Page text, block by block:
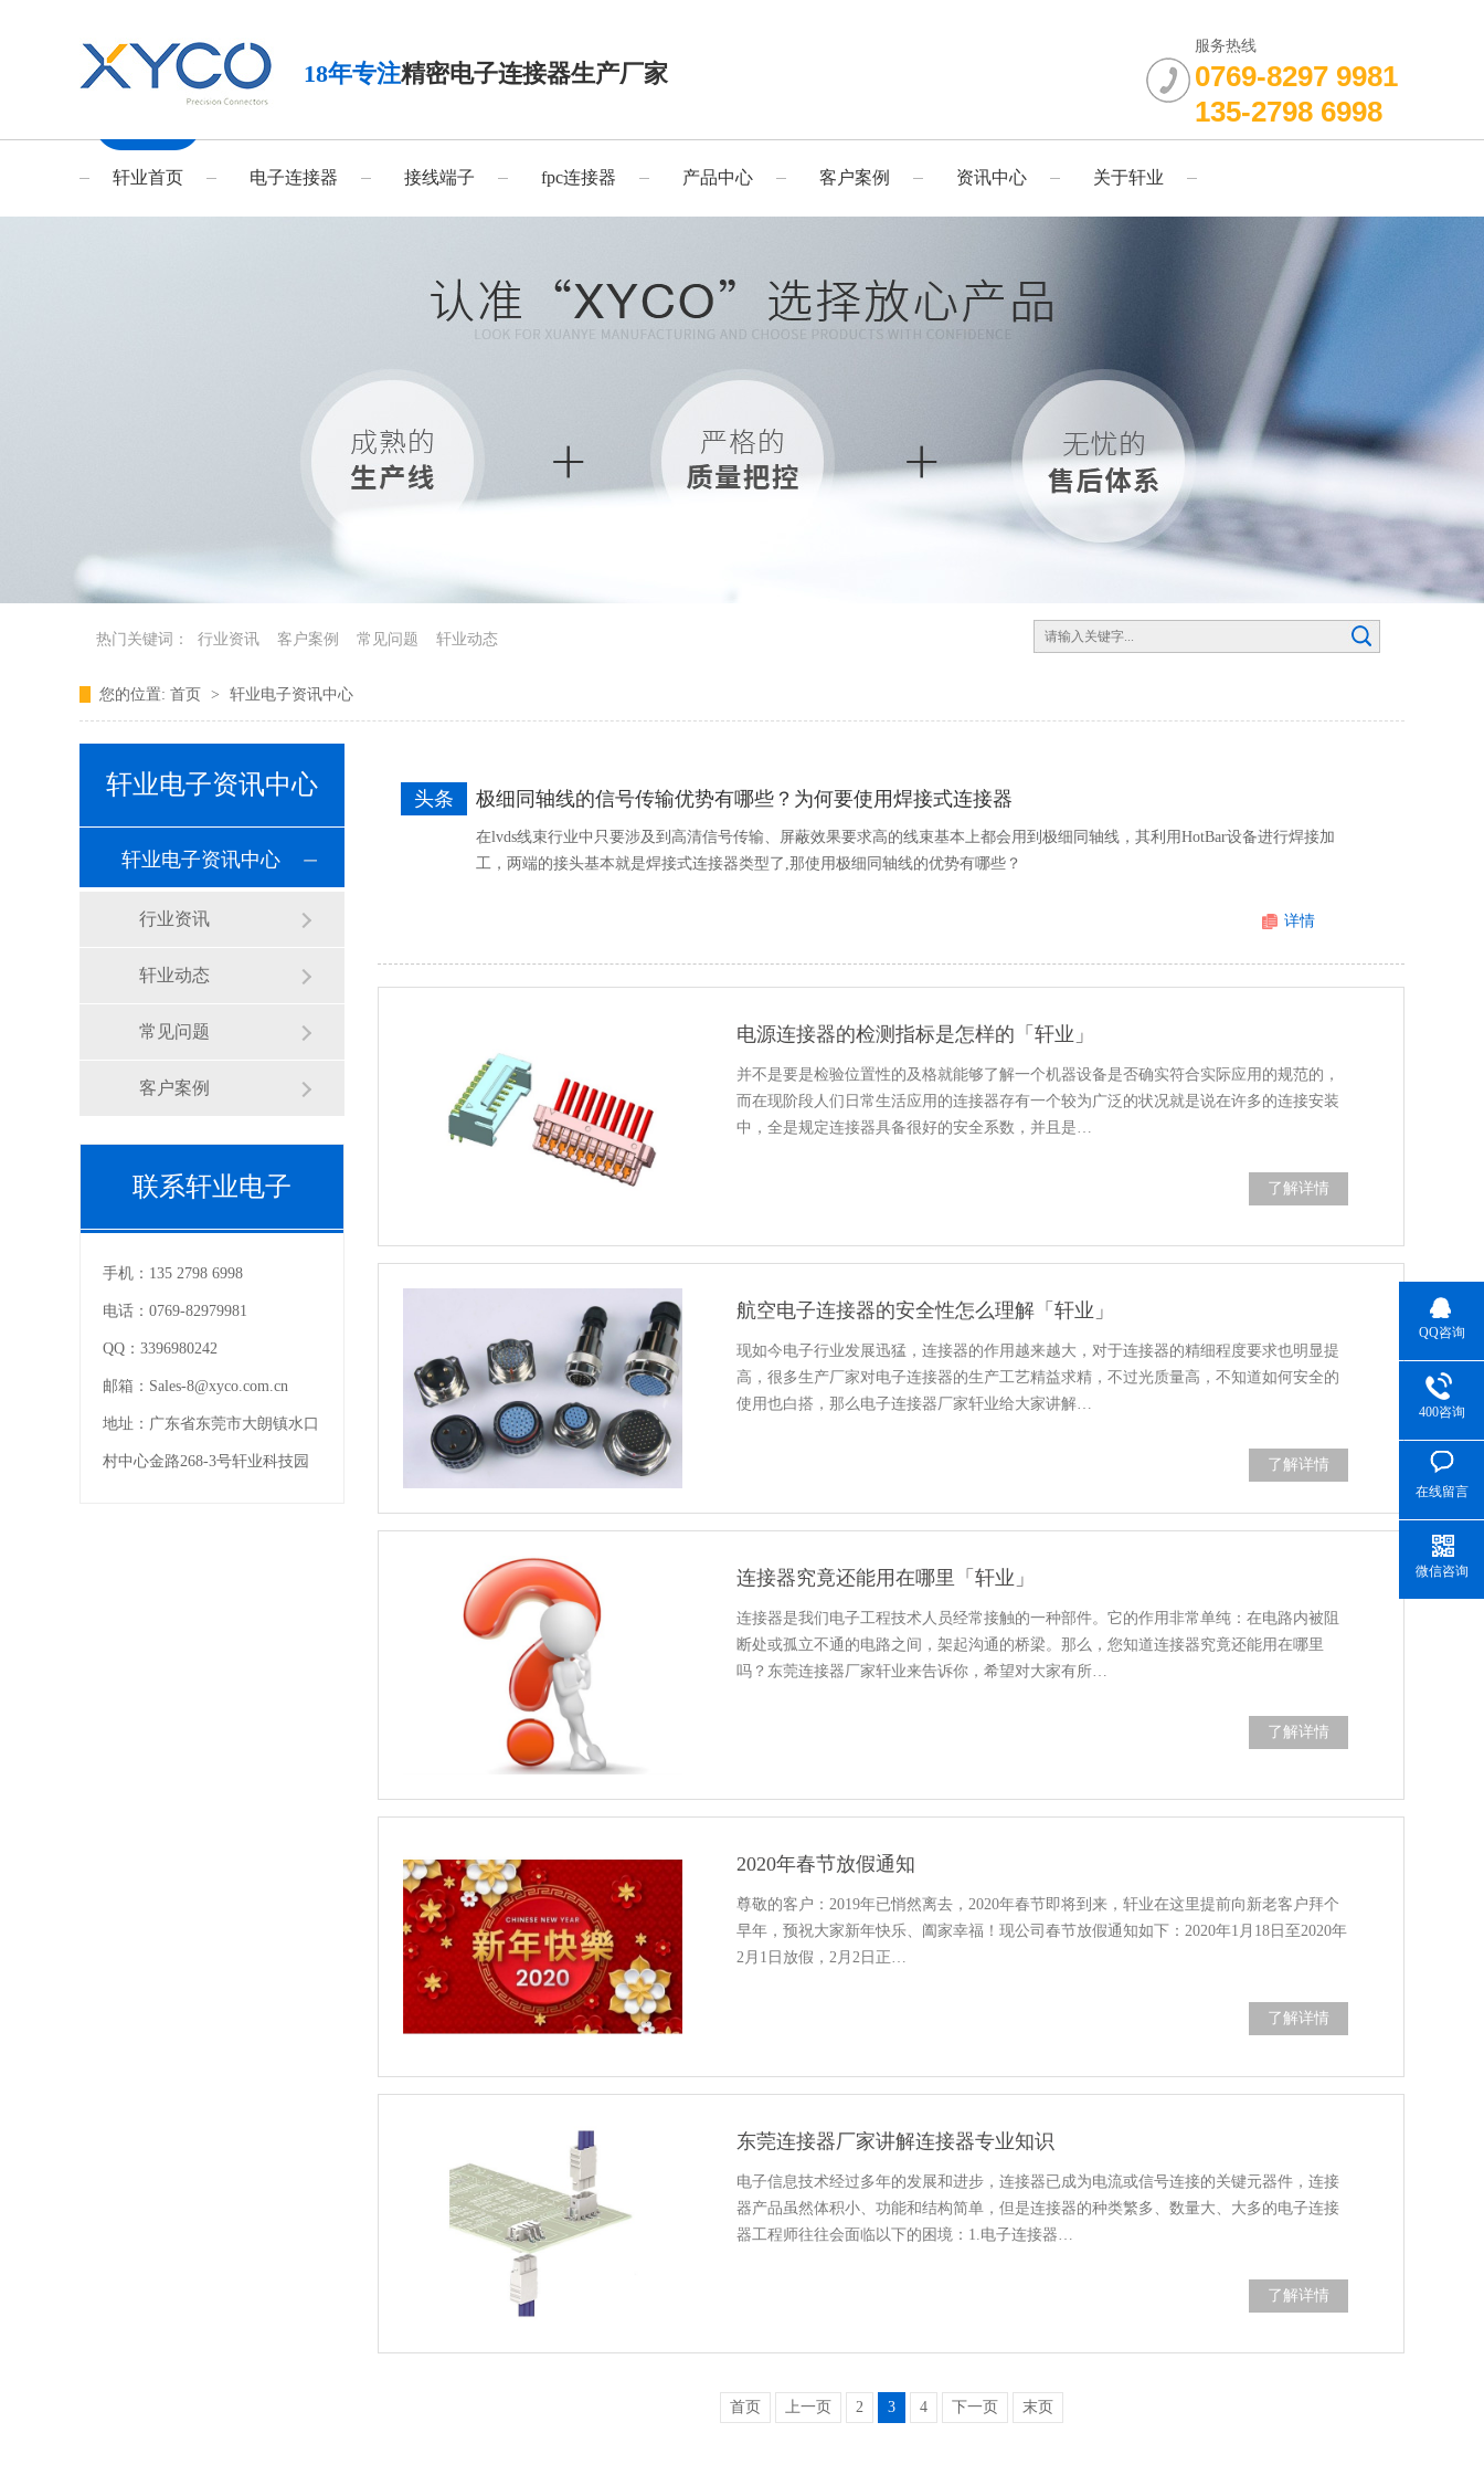
18年专注精密电子连接器生产厂家
服务热线
0769-8297 9981
135-2798 6998
轩业首页 电子连接器 接线端子 fpc连接器 产品中心 客户案例 资讯中心 关于轩业
热门关键词： 行业资讯 客户案例 常见问题 轩业动态
您的位置: 首页 > 轩业电子资讯中心
轩业电子资讯中心
轩业电子资讯中心
行业资讯
轩业动态
常见问题
客户案例
联系轩业电子
手机： 135 2798 6998
电话： 0769-82979981
QQ： 3396980242
邮箱： Sales-8@xyco.com.cn
地址： 广东省东莞市大朗镇水口
村中心金路268-3号轩业科技园
极细同轴线的信号传输优势有哪些？为何要使用焊接式连接器
头条
在lvds线束行业中只要涉及到高清信号传输、屏蔽效果要求高的线束基本上都会用到极细同轴线，其利用HotBar设备进行焊接加
工，两端的接头基本就是焊接式连接器类型了,那使用极细同轴线的优势有哪些？
详情
电源连接器的检测指标是怎样的「轩业」
并不是要是检验位置性的及格就能够了解一个机器设备是否确实符合实际应用的规范的，
而在现阶段人们日常生活应用的连接器存有一个较为广泛的状况就是说在许多的连接安装
中，全是规定连接器具备很好的安全系数，并且是…
了解详情
航空电子连接器的安全性怎么理解「轩业」
现如今电子行业发展迅猛，连接器的作用越来越大，对于连接器的精细程度要求也明显提
高，很多生产厂家对电子连接器的生产工艺精益求精，不过光质量高，不知道如何安全的
使用也白搭，那么电子连接器厂家轩业给大家讲解…
了解详情
连接器究竟还能用在哪里「轩业」
连接器是我们电子工程技术人员经常接触的一种部件。它的作用非常单纯：在电路内被阻
断处或孤立不通的电路之间，架起沟通的桥梁。那么，您知道连接器究竟还能用在哪里
吗？东莞连接器厂家轩业来告诉你，希望对大家有所…
了解详情
2020年春节放假通知
尊敬的客户：2019年已悄然离去，2020年春节即将到来，轩业在这里提前向新老客户拜个
早年，预祝大家新年快乐、阖家幸福！现公司春节放假通知如下：2020年1月18日至2020年
2月1日放假，2月2日正…
了解详情
东莞连接器厂家讲解连接器专业知识
电子信息技术经过多年的发展和进步，连接器已成为电流或信号连接的关键元器件，连接
器产品虽然体积小、功能和结构简单，但是连接器的种类繁多、数量大、大多的电子连接
器工程师往往会面临以下的困境：1.电子连接器…
了解详情
首页 上一页 2 3 4 下一页 末页
QQ咨询
400咨询
在线留言
微信咨询